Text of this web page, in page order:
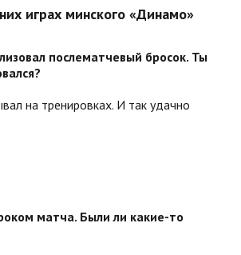
играх минского «Динамо»
послематчевый бросок. Ты
на тренировках. И так удачно
матча. Были ли какие-то